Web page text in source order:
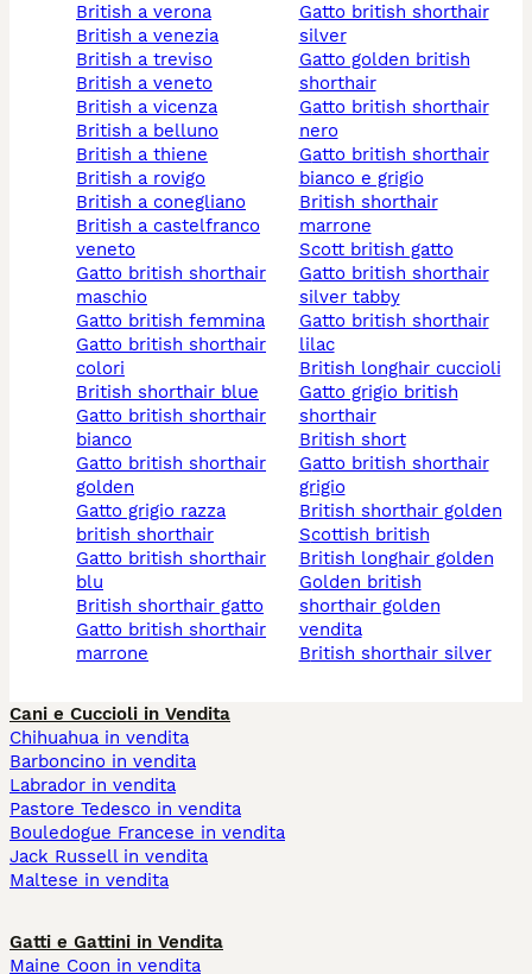
british a verona
british a venezia
british a treviso
british a veneto
british a vicenza
british a belluno
british a thiene
british a rovigo
british a conegliano
british a castelfranco
veneto
gatto british shorthair
maschio
gatto british femmina
gatto british shorthair
colori
british shorthair blue
gatto british shorthair
bianco
gatto british shorthair
golden
gatto grigio razza
british shorthair
gatto british shorthair
blu
british shorthair gatto
gatto british shorthair
marrone
gatto british shorthair
silver
gatto golden british
shorthair
gatto british shorthair
nero
gatto british shorthair
bianco e grigio
british shorthair
marrone
scott british gatto
gatto british shorthair
silver tabby
gatto british shorthair
lilac
british longhair cuccioli
gatto grigio british
shorthair
british short
gatto british shorthair
grigio
british shorthair golden
scottish british
british longhair golden
golden british
shorthair golden
vendita
british shorthair silver
Cani e Cuccioli in Vendita
Chihuahua in vendita
Barboncino in vendita
Labrador in vendita
Pastore Tedesco in vendita
Bouledogue Francese in vendita
Jack Russell in vendita
Maltese in vendita
Gatti e Gattini in Vendita
Maine Coon in vendita